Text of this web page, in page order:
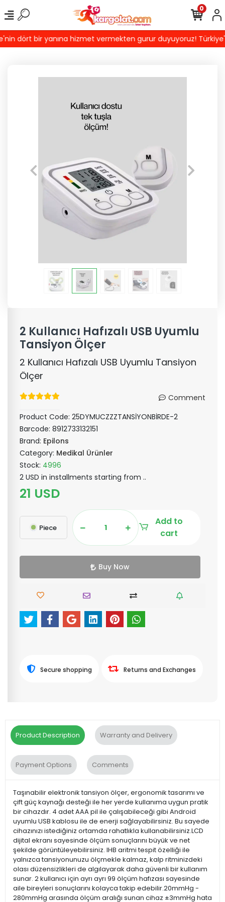
dört bir yanına hizmet vermekten gurur duyuyoruz!
0
2 Kullanıcı Hafızalı USB Uyumlu
Tansiyon Ölçer
2 Kullanıcı Hafızalı USB Uyumlu Tansiyon
Ölçer
Comment
Product Code: 25DYMUCZZZTANSİYONBİRDE-2
Barcode: 8912733132151
Brand: Epilons
Category: Medikal Ürünler
Stock: 4996
2 USD in installments starting from ..
21 USD
Piece
Add to
cart
Buy Now
Secure shopping Returns and Exchanges
Product Description Warranty and Delivery
Payment Options Comments
Taşınabilir elektronik tansiyon ölçer, ergonomik tasarımı ve
çift güç kaynağı desteği ile her yerde kullanıma uygun pratik
bir cihazdır. 4 adet AAA pil ile çalışabileceği gibi Android
uyumlu USB kablosu ile de enerji sağlayabilirsiniz. Bu sayede
cihazınızı istediğiniz ortamda rahatlıkla kullanabilirsiniz.LCD
dijital ekranı sayesinde ölçüm sonuçlarını büyük ve net
şekilde görüntüleyebilirsiniz. IHB aritmi tespit özelliği ile
yalnızca tansiyonunuzu ölçmekle kalmaz, kalp ritminizdeki
olası düzensizlikleri de algılayarak daha güvenli bir kullanım
sunar. 2 kullanıcı için ayrı ayrı 99 ölçüm hafızası sayesinde
aile bireyleri sonuçlarını kolayca takip edebilir.20mmHg -
280mmHg arasında ölçüm aralığı sunan cihaz ±3mmHg hata